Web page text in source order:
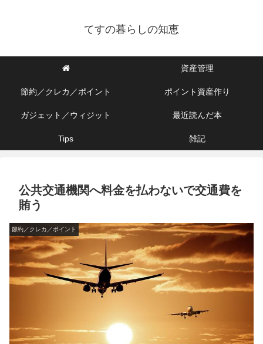
てすの暮らしの知恵
資産管理
節約／クレカ／ポイント ポイント資産作り
ガジェット／ウィジット 最近読んだ本
Tips 雑記
公共交通機関へ料金を払わないで交通費を
賄う
節約／クレカ／ポイント